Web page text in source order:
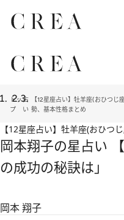
トッ
プ
占
い
【12星座占い】牡羊座(おひつじ
勢、基本性格まとめ
【12星座占い】牡羊座(おひつ
岡本翔子の星占い
の成功の秘訣は」
岡本 翔子